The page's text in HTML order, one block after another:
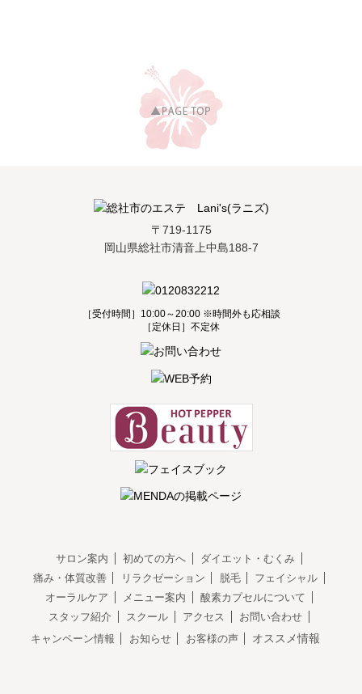
〒719-1175
岡山県総社市清音上中島188-7
［受付時間］10:00～20:00 ※時間外も応相談
［定休日］不定休
サロン案内 初めての方へ
ダイエット・むくみ
痛み・体質改善
リラクゼーション 脱毛
フェイシャル
オーラルケア
メニュー案内
酸素カプセルについて
スタッフ紹介
スクール アクセス
お問い合わせ
キャンペーン情報
お知らせ お客様の声 オススメ情報